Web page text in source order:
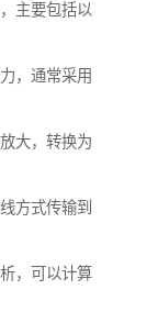
主要包括以
，通常采用
大，转换为
方式传输到
，可以计算